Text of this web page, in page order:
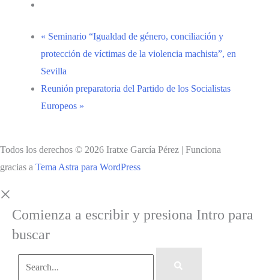
« Seminario “Igualdad de género, conciliación y
protección de víctimas de la violencia machista”, en
Sevilla
Reunión preparatoria del Partido de los Socialistas
Europeos »
Todos los derechos © 2026 Iratxe García Pérez | Funciona
gracias a Tema Astra para WordPress
Comienza a escribir y presiona Intro para
buscar
Search...